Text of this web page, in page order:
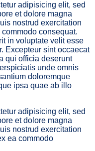
adipisicing elit, sed
et dolore magna
nostrud exercitation
consequat.
in voluptate velit esse
Excepteur sint occaecat
qui officia deserunt
unde omnis
doloremque
ipsa quae ab illo
adipisicing elit, sed
et dolore magna
nostrud exercitation
ea commodo